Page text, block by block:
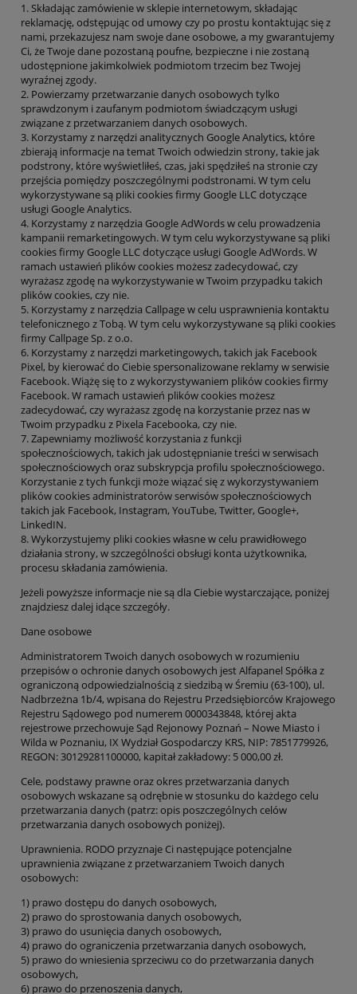
1.Składając zamówieniew sklepie internetowym, składając
reklamację, odstępując od umowyczy po prostu kontaktując się z
nami, przekazujesz nam swoje dane osobowe, a my gwarantujemy
Ci, że Twoje dane pozostaną poufne, bezpieczne i nie zostaną
udostępnione jakimkolwiek podmiotom trzecim bez Twojej
wyraźnej zgody.
2. Powierzamy przetwarzanie danych osobowych tylko
sprawdzonym i zaufanym podmiotom świadczącym usługi
związane z przetwarzaniem danych osobowych.
3. Korzystamy z narzędzi analitycznych Google Analytics, które
zbierają informacje na temat Twoich odwiedzin strony, takie jak
podstrony, które wyświetliłeś, czas, jaki spędziłeś na stronie czy
przejścia pomiędzy poszczególnymi podstronami. W tym celu
wykorzystywane są pliki cookies firmy Google LLC dotyczące
usługi Google Analytics.
4. Korzystamy z narzędzia Google AdWords w celu prowadzenia
kampanii remarketingowych. W tym celu wykorzystywane są pliki
cookies firmy Google LLC dotyczące usługi Google AdWords. W
ramach ustawień plików cookies możesz zadecydować, czy
wyrażasz zgodę na wykorzystywanie w Twoim przypadku takich
plików cookies, czy nie.
5. Korzystamy z narzędzia Callpage w celu usprawnienia kontaktu
telefonicznego z Tobą. W tym celu wykorzystywane są pliki cookies
firmy Callpage Sp. z o.o.
6. Korzystamy z narzędzi marketingowych, takich jak Facebook
Pixel, by kierować do Ciebie spersonalizowane reklamy w serwisie
Facebook. Wiążę się to z wykorzystywaniem plików cookies firmy
Facebook. W ramach ustawień plików cookies możesz
zadecydować, czy wyrażasz zgodę na korzystanie przez nas w
Twoim przypadku z Pixela Facebooka, czy nie.
7.Zapewniamy możliwość korzystania z funkcji
społecznościowych, takich jak udostępnianie treści w serwisach
społecznościowych oraz subskrypcja profilu społecznościowego.
Korzystanie z tych funkcji może wiązaćsię z wykorzystywaniem
plików cookies administratorów serwisów społecznościowych
takich jak Facebook, Instagram, YouTube, Twitter, Google+,
LinkedIN.
8.Wykorzystujemy pliki cookies własne w celu prawidłowego
działania strony, w szczególności obsługi konta użytkownika,
procesu składania zamówienia.
Jeżeli powyższe informacje nie są dla Ciebie wystarczające, poniżej
znajdziesz dalej idące szczegóły.
Dane osobowe
Administratorem Twoich danych osobowych w rozumieniu
przepisów o ochronie danych osobowych jestAlfapanel Spółka z
ograniczoną odpowiedzialnością z siedzibą w Śremiu (63-100), ul.
Nadbrzeżna 1b/4, wpisana do Rejestru Przedsiębiorców Krajowego
Rejestru Sądowego pod numerem 0000343848, której akta
rejestrowe przechowuje Sąd Rejonowy Poznań – Nowe Miasto i
Wilda w Poznaniu, IX Wydział Gospodarczy KRS, NIP:7851779926,
REGON:30129281100000, kapitał zakładowy: 5 000,00 zł.
Cele, podstawy prawne oraz okres przetwarzania danych
osobowych wskazane są odrębnie w stosunku do każdego celu
przetwarzania danych (patrz: opis poszczególnych celów
przetwarzania danych osobowych poniżej).
Uprawnienia. RODO przyznaje Ci następujące potencjalne
uprawnienia związane z przetwarzaniem Twoich danych
osobowych:
1) prawo dostępu do danych osobowych,
2) prawo do sprostowania danych osobowych,
3) prawo do usunięcia danych osobowych,
4) prawo do ograniczenia przetwarzania danych osobowych,
5) prawo do wniesienia sprzeciwu co do przetwarzania danych
osobowych,
6) prawo do przenoszenia danych,